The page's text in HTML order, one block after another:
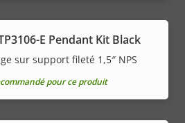
E Pendant Kit Black
sur support fileté 1,5″ NPS
pour ce produit